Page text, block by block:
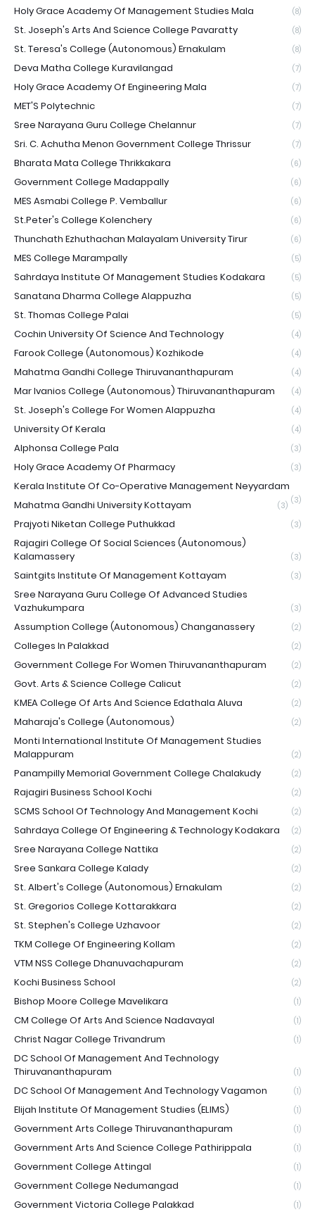
Holy Grace Academy Of Management Studies Mala (8)
St. Joseph's Arts And Science College Pavaratty (8)
St. Teresa's College (Autonomous) Ernakulam (8)
Deva Matha College Kuravilangad (7)
Holy Grace Academy Of Engineering Mala (7)
MET'S Polytechnic (7)
Sree Narayana Guru College Chelannur (7)
Sri. C. Achutha Menon Government College Thrissur (7)
Bharata Mata College Thrikkakara (6)
Government College Madappally (6)
MES Asmabi College P. Vemballur (6)
St.Peter's College Kolenchery (6)
Thunchath Ezhuthachan Malayalam University Tirur (6)
MES College Marampally (5)
Sahrdaya Institute Of Management Studies Kodakara (5)
Sanatana Dharma College Alappuzha (5)
St. Thomas College Palai (5)
Cochin University Of Science And Technology (4)
Farook College (Autonomous) Kozhikode (4)
Mahatma Gandhi College Thiruvananthapuram (4)
Mar Ivanios College (Autonomous) Thiruvananthapuram (4)
St. Joseph's College For Women Alappuzha (4)
University Of Kerala (4)
Alphonsa College Pala (3)
Holy Grace Academy Of Pharmacy (3)
Kerala Institute Of Co-Operative Management Neyyardam
(3)
Mahatma Gandhi University Kottayam (3)
Prajyoti Niketan College Puthukkad (3)
Rajagiri College Of Social Sciences (Autonomous)
Kalamassery
(3)
Saintgits Institute Of Management Kottayam (3)
Sree Narayana Guru College Of Advanced Studies
Vazhukumpara
(3)
Assumption College (Autonomous) Changanassery (2)
Colleges In Palakkad (2)
Government College For Women Thiruvananthapuram (2)
Govt. Arts & Science College Calicut (2)
KMEA College Of Arts And Science Edathala Aluva (2)
Maharaja's College (Autonomous) (2)
Monti International Institute Of Management Studies
Malappuram
(2)
Panampilly Memorial Government College Chalakudy (2)
Rajagiri Business School Kochi (2)
SCMS School Of Technology And Management Kochi (2)
Sahrdaya College Of Engineering & Technology Kodakara (2)
Sree Narayana College Nattika (2)
Sree Sankara College Kalady (2)
St. Albert's College (Autonomous) Ernakulam (2)
St. Gregorios College Kottarakkara (2)
St. Stephen's College Uzhavoor (2)
TKM College Of Engineering Kollam (2)
VTM NSS College Dhanuvachapuram (2)
Kochi Business School (2)
Bishop Moore College Mavelikara (1)
CM College Of Arts And Science Nadavayal (1)
Christ Nagar College Trivandrum (1)
DC School Of Management And Technology
Thiruvananthapuram
(1)
DC School Of Management And Technology Vagamon (1)
Elijah Institute Of Management Studies (ELIMS) (1)
Government Arts College Thiruvananthapuram (1)
Government Arts And Science College Pathirippala (1)
Government College Attingal (1)
Government College Nedumangad (1)
Government Victoria College Palakkad (1)